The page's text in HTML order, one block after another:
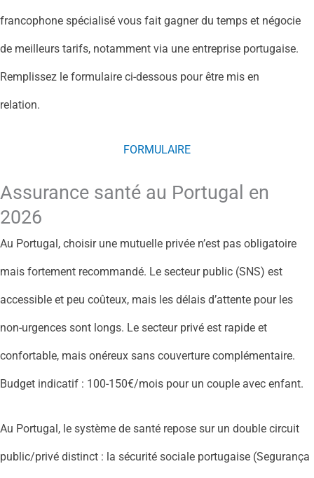
francophone spécialisé vous fait gagner du temps et négocie
de meilleurs tarifs, notamment via une entreprise portugaise.
Remplissez le formulaire ci-dessous pour être mis en
relation.
FORMULAIRE
Assurance santé au Portugal en
2026
Au Portugal, choisir une mutuelle privée n’est pas obligatoire
mais fortement recommandé. Le secteur public (SNS) est
accessible et peu coûteux, mais les délais d’attente pour les
non-urgences sont longs. Le secteur privé est rapide et
confortable, mais onéreux sans couverture complémentaire.
Budget indicatif : 100-150€/mois pour un couple avec enfant.
Au Portugal, le système de santé repose sur un double circuit
public/privé distinct : la sécurité sociale portugaise (Segurança